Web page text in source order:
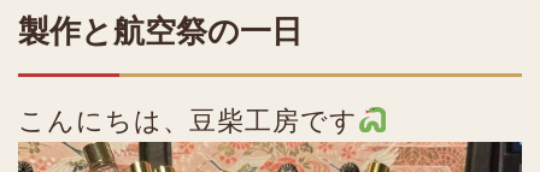
製作と航空祭の一日
こんにちは、豆柴工房です